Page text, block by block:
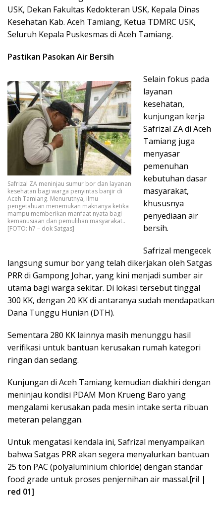
USK, Dekan Fakultas Kedokteran USK, Kepala Dinas
Kesehatan Kab. Aceh Tamiang, Ketua TDMRC USK,
Seluruh Kepala Puskesmas di Aceh Tamiang.
Pastikan Pasokan Air Bersih
Safrizal ZA meninjau sumur bor dan layanan
kesehatan bagi warga penyintas banjir di
Aceh Tamiang. Menurutnya, ilmu
pengetahuan menemukan maknanya ketika
mampu memberikan manfaat nyata bagi
kemanusiaan dan pemulihan masyarakat..
[FOTO: h7 – dok Satgas]
Selain fokus pada
layanan
kesehatan,
kunjungan kerja
Safrizal ZA di Aceh
Tamiang juga
menyasar
pemenuhan
kebutuhan dasar
masyarakat,
khususnya
penyediaan air
bersih.
Safrizal mengecek
langsung sumur bor yang telah dikerjakan oleh Satgas
PRR di Gampong Johar, yang kini menjadi sumber air
utama bagi warga sekitar. Di lokasi tersebut tinggal
300 KK, dengan 20 KK di antaranya sudah mendapatkan
Dana Tunggu Hunian (DTH).
Sementara 280 KK lainnya masih menunggu hasil
verifikasi untuk bantuan kerusakan rumah kategori
ringan dan sedang.
Kunjungan di Aceh Tamiang kemudian diakhiri dengan
meninjau kondisi PDAM Mon Krueng Baro yang
mengalami kerusakan pada mesin intake serta ribuan
meteran pelanggan.
Untuk mengatasi kendala ini, Safrizal menyampaikan
bahwa Satgas PRR akan segera menyalurkan bantuan
25 ton PAC (polyaluminium chloride) dengan standar
food grade untuk proses penjernihan air massal.[ril |
red 01]